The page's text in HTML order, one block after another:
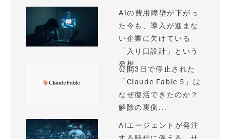
AIの費用障壁が下がっ
た今も、導入が進まな
い企業に欠けている
「入り口設計」という
発想
公開3日で停止された
「Claude Fable 5」は
なぜ復活できたのか？
解除の裏側...
AIエージェントが発注